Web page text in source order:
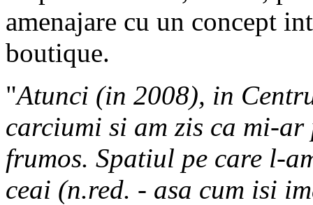
amenajare cu un concept
boutique.
"Atunci (in 2008), in
carciumi si am zis ca mi-
frumos. Spatiul pe care l-
ceai (n.red. - asa cum isi